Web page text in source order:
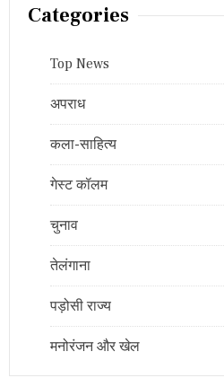
Categories
Top News
अपराध
कला-साहित्य
गेस्ट कॉलम
चुनाव
तेलंगाना
पड़ोसी राज्य
मनोरंजन और खेल